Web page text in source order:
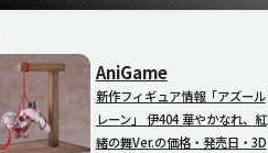
AniGame
新作フィギュア情報「アズール
レーン」 伊404 華やかなれ、紅
緒の舞Ver.の価格・発売日・3D